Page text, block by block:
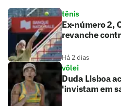
tênis
Ex-número 2,
revanche
Há 2 dias
vôlei
Duda Lisboa
'invistam em